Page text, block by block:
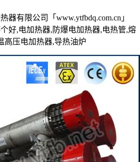
器有限公司「www.ytfbdq.com.cn」
好,电加热器,防爆电加热器,电热管,熔
高压电加热器,导热油炉